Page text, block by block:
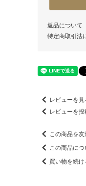
返品について
特定商取引法
レビューを
レビューを投
この商品を
この商品に
買い物を続け